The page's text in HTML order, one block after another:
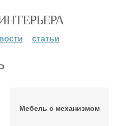
статьи
Мебель с механизмом